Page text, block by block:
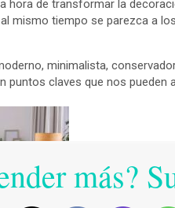
hora de transformar la
mismo tiempo se parezca a
minimalista,
claves que nos pueden
más?